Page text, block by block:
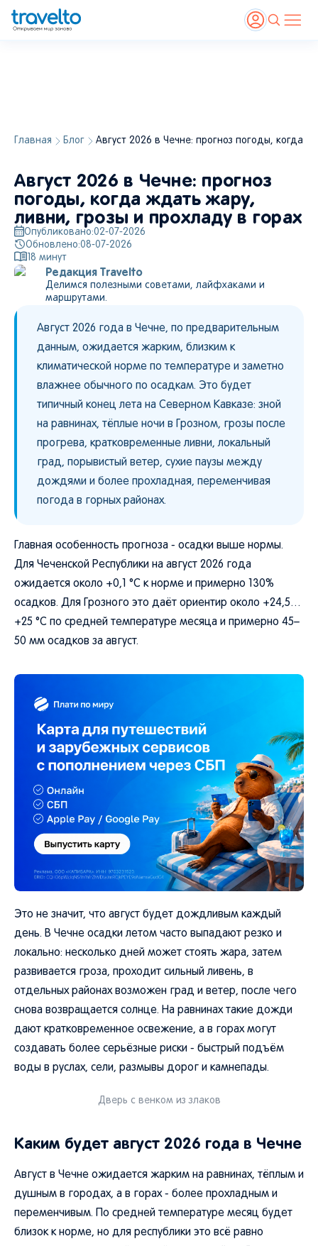
Главная Блог Август 2026 в Чечне: прогноз погоды, когда
Август 2026 в Чечне: прогноз
погоды, когда ждать жару,
ливни, грозы и прохладу в горах
Опубликовано:02-07-2026
Обновлено:08-07-2026
18 минут
Редакция Travelto
Делимся полезными советами, лайфхаками и
маршрутами.
Август 2026 года в Чечне, по предварительным
данным, ожидается жарким, близким к
климатической норме по температуре и заметно
влажнее обычного по осадкам. Это будет
типичный конец лета на Северном Кавказе: зной
на равнинах, тёплые ночи в Грозном, грозы после
прогрева, кратковременные ливни, локальный
град, порывистый ветер, сухие паузы между
дождями и более прохладная, переменчивая
погода в горных районах.
Главная особенность прогноза - осадки выше нормы.
Для Чеченской Республики на август 2026 года
ожидается около +0,1 °C к норме и примерно 130%
осадков. Для Грозного это даёт ориентир около +24,5…
+25 °C по средней температуре месяца и примерно 45–
50 мм осадков за август.
Это не значит, что август будет дождливым каждый
день. В Чечне осадки летом часто выпадают резко и
локально: несколько дней может стоять жара, затем
развивается гроза, проходит сильный ливень, в
отдельных районах возможен град и ветер, после чего
снова возвращается солнце. На равнинах такие дожди
дают кратковременное освежение, а в горах могут
создавать более серьёзные риски - быстрый подъём
воды в руслах, сели, размывы дорог и камнепады.
Дверь с венком из злаков
Каким будет август 2026 года в Чечне
Август в Чечне ожидается жарким на равнинах, тёплым и
душным в городах, а в горах - более прохладным и
переменчивым. По средней температуре месяц будет
близок к норме, но для республики это всё равно